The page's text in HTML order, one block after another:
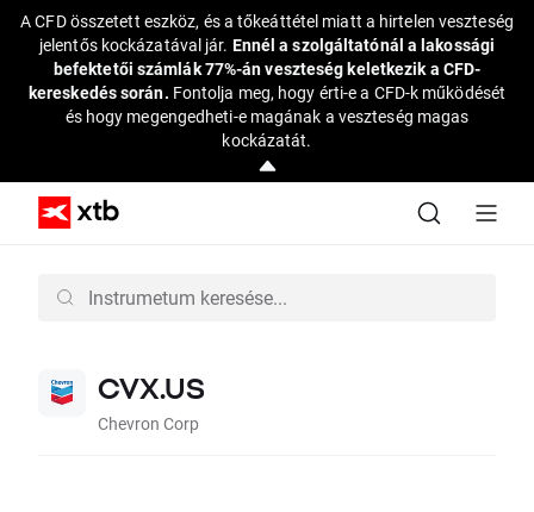
A CFD összetett eszköz, és a tőkeáttétel miatt a hirtelen veszteség
jelentős kockázatával jár. Ennél a szolgáltatónál a lakossági
befektetői számlák 77%-án veszteség keletkezik a CFD-
kereskedés során. Fontolja meg, hogy érti-e a CFD-k működését
és hogy megengedheti-e magának a veszteség magas
kockázatát.
CVX.US
Chevron Corp